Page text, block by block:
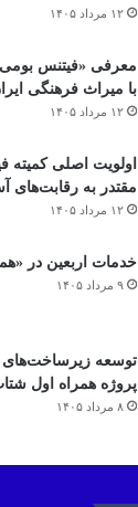
۱۲ مرداد ۱۴۰۵
معرفی «فیتنس
با میراث فرهنگی
۱۲ مرداد ۱۴۰۵
اولویت اصلی کمیته
مقتدر به رقابت‌های
۱۲ مرداد ۱۴۰۵
خدمات اربعین در
۹ مرداد ۱۴۰۵
پروژه همراه اول
۸ مرداد ۱۴۰۵